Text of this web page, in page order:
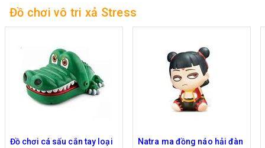
Đồ chơi vô tri xả Stress
Đồ chơi cá sấu cắn tay loại
Natra ma đồng náo hải đàn